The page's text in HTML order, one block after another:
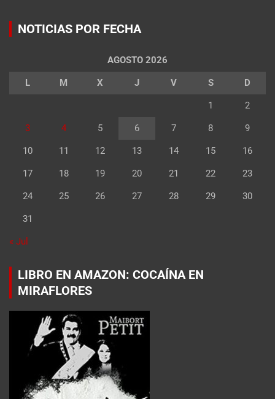
NOTICIAS POR FECHA
AGOSTO 2026
L M X J V S D
1 2
3 4 5 6 7 8 9
10 11 12 13 14 15 16
17 18 19 20 21 22 23
24 25 26 27 28 29 30
31
« Jul
LIBRO EN AMAZON: COCAÍNA EN
MIRAFLORES